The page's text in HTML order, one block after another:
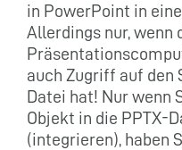
in PowerPoint in
Allerdings nur, wenn
auch Zugriff auf den
Datei hat! Nur wenn
Objekt in die PPTX-
(integrieren), haben